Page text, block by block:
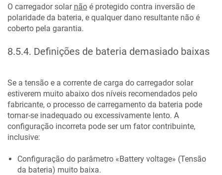
O carregador solar não é protegido contra inversão de
polaridade da bateria, e qualquer dano resultante não é
coberto pela garantia.
8.5.4. Definições de bateria demasiado baixas
Se a tensão e a corrente de carga do carregador solar
estiverem muito abaixo dos níveis recomendados pelo
fabricante, o processo de carregamento da bateria pode
tornar-se inadequado ou excessivamente lento. A
configuração incorreta pode ser um fator contribuinte,
inclusive:
Configuração do parâmetro «Battery voltage» (Tensão
da bateria) muito baixa.